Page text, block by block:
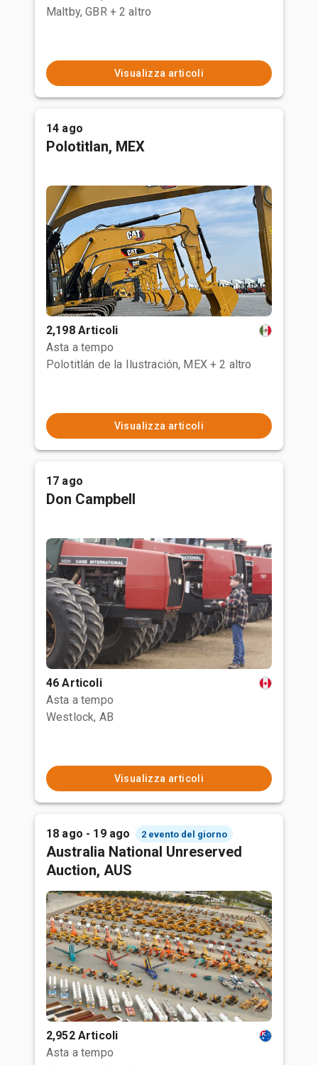
Maltby, GBR + 2 altro
Visualizza articoli
14 ago
Polotitlan, MEX
2,198 Articoli
Asta a tempo
Polotitlán de la Ilustración, MEX + 2 altro
Visualizza articoli
17 ago
Don Campbell
46 Articoli
Asta a tempo
Westlock, AB
Visualizza articoli
18 ago - 19 ago 2 evento del giorno
Australia National Unreserved
Auction, AUS
2,952 Articoli
Asta a tempo